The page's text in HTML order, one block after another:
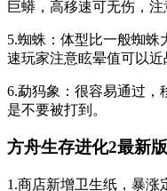
巨蟒，高移速可无伤，
5.蜘蛛：体型比一般蜘蛛
速玩家注意眩晕值可以近
6.勐犸象：很容易通过，
是不要被打到。
方舟生存进化2最新
1.商店新增卫生纸，暴涨